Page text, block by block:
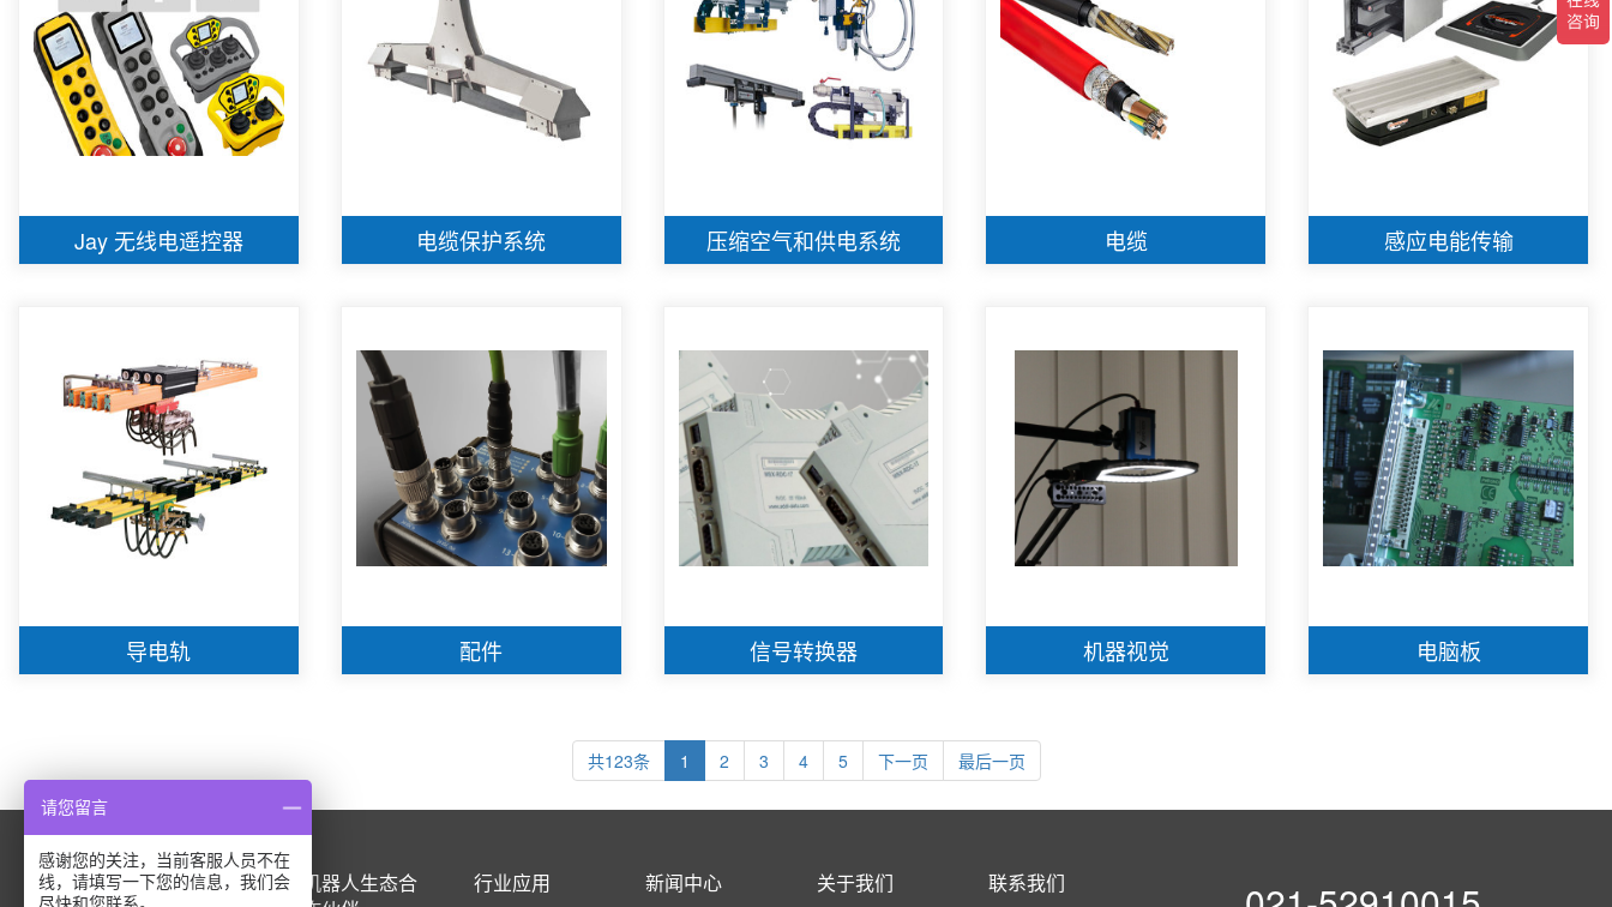
Jay 无线电遥控器 电缆保护系统 压缩空气和供电系统 电缆 感应电能传输
导电轨 配件 信号转换器 机器视觉 电脑板
共123条 1 2 3 4 5 下一页 最后一页
产品中心
机器人生态合
行业应用 新闻中心 关于我们 联系我们
请您留言
感谢您的关注，当前客服人员不在
线，请填写一下您的信息，我们会